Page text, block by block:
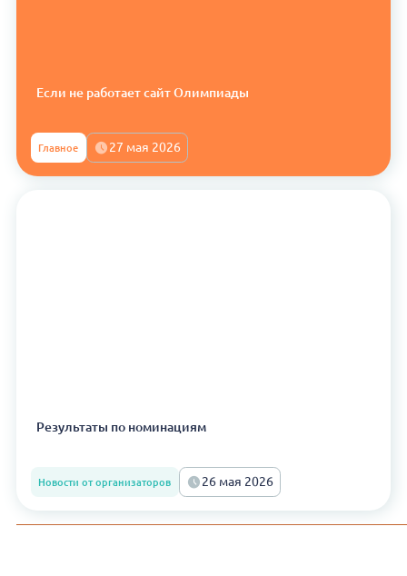
Если не работает сайт Олимпиады
Главное 27 мая 2026
Результаты по номинациям
Новости от организаторов 26 мая 2026